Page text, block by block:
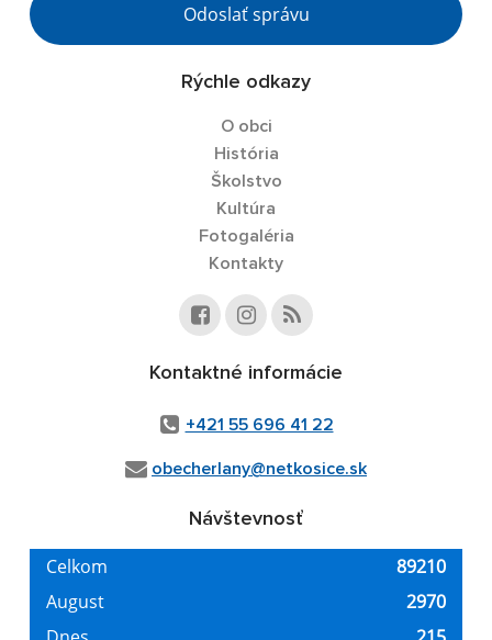
Odoslať správu
Rýchle odkazy
O obci
História
Školstvo
Kultúra
Fotogaléria
Kontakty
Kontaktné informácie
+421 55 696 41 22
obecherlany@netkosice.sk
Návštevnosť